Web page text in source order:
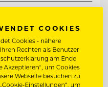
COOKIES
Cookies - nähere
Rechten als Benutzer
am Ende
Akzeptieren“, um Cookies
Webseite besuchen zu
Einstellungen“, um